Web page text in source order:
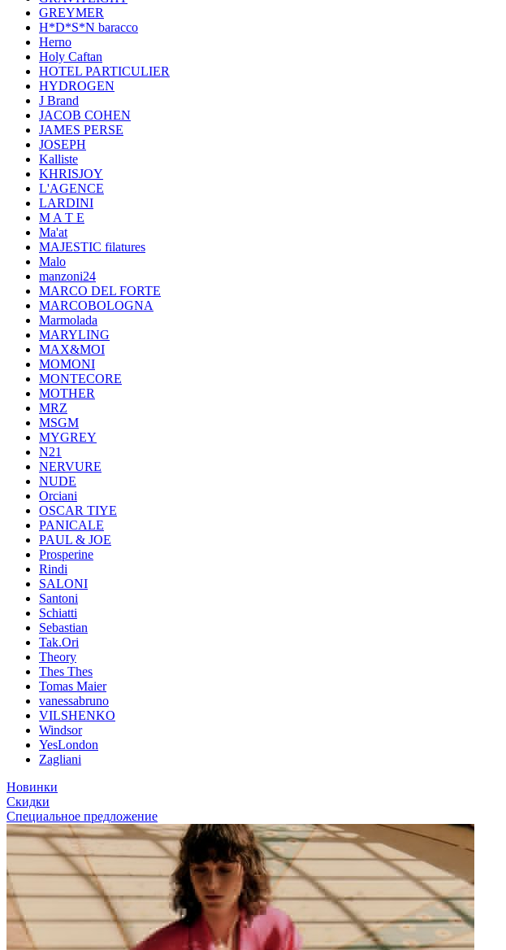
GREYMER
H*D*S*N baracco
Herno
Holy Caftan
HOTEL PARTICULIER
HYDROGEN
J Brand
JACOB COHEN
JAMES PERSE
JOSEPH
Kalliste
KHRISJOY
L'AGENCE
LARDINI
M A T E
Ma'at
MAJESTIC filatures
Malo
manzoni24
MARCO DEL FORTE
MARCOBOLOGNA
Marmolada
MARYLING
MAX&MOI
MOMONI
MONTECORE
MOTHER
MRZ
MSGM
MYGREY
N21
NERVURE
NUDE
Orciani
OSCAR TIYE
PANICALE
PAUL & JOE
Prosperine
Rindi
SALONI
Santoni
Schiatti
Sebastian
Tak.Ori
Theory
Thes Thes
Tomas Maier
vanessabruno
VILSHENKO
Windsor
YesLondon
Zagliani
Новинки
Скидки
Специальное предложение